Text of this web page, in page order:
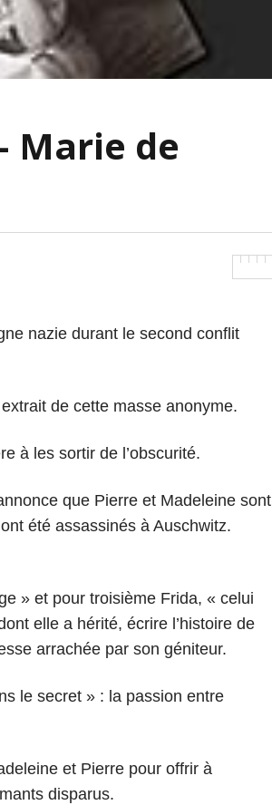
Marie de
nazie durant le second conflit
de cette masse anonyme.
à les sortir de l’obscurité.
que Pierre et Madeleine sont
été assassinés à Auschwitz.
» et pour troisième Frida, « celui
elle a hérité, écrire l’histoire de
arrachée par son géniteur.
le secret » : la passion entre
et Pierre pour offrir à
disparus.